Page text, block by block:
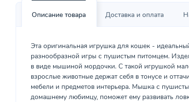
Описание товара Доставка и оплата
Эта оригинальная игрушка для кошек -
разнообразной игры с пушистым питомцем.
в виде мышиной мордочки. С такой игрушкой
взрослые животные держат себя в тонусе и
мебели и предметов интерьера. Мышка с
домашнему любимцу, поможет ему развивать